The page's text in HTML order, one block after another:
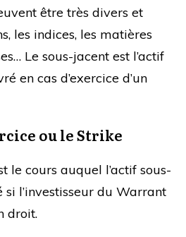
être très divers et
les indices, les matières
Le sous-jacent est l’actif
en cas d’exercice d’un
ou le Strike
le cours auquel l’actif sous-
si l’investisseur du Warrant
droit.